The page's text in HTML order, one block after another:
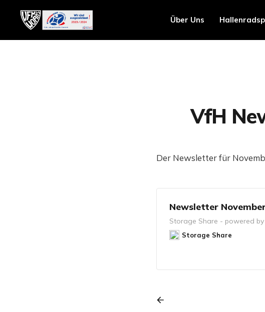
Über Uns
VfH
Der Newsletter für
Newsletter
Storage Share - powered
Storage Share